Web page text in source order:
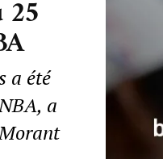
25
a été
a